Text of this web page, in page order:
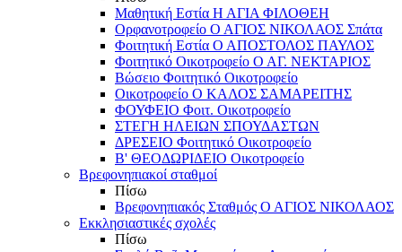
Μαθητική Εστία Η ΑΓΙΑ ΦΙΛΟΘΕΗ
Ορφανοτροφείο Ο ΑΓΙΟΣ ΝΙΚΟΛΑΟΣ Σπάτα
Φοιτητική Εστία Ο ΑΠΟΣΤΟΛΟΣ ΠΑΥΛΟΣ
Φοιτητικό Οικοτροφείο Ο ΑΓ. ΝΕΚΤΑΡΙΟΣ
Βώσειο Φοιτητικό Οικοτροφείο
Οικοτροφείο Ο ΚΑΛΟΣ ΣΑΜΑΡΕΙΤΗΣ
ΦΟΥΦΕΙΟ Φοιτ. Οικοτροφείο
ΣΤΕΓΗ ΗΛΕΙΩΝ ΣΠΟΥΔΑΣΤΩΝ
ΔΡΕΣΕΙΟ Φοιτητικό Οικοτροφείο
Β' ΘΕΟΔΩΡΙΔΕΙΟ Οικοτροφείο
Βρεφονηπιακοί σταθμοί
Πίσω
Βρεφονηπιακός Σταθμός Ο ΑΓΙΟΣ ΝΙΚΟΛΑΟΣ
Εκκλησιαστικές σχολές
Πίσω